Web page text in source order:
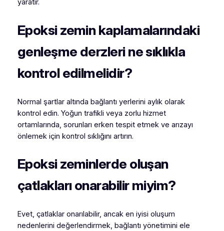
yaratır.
Epoksi zemin kaplamalarındaki
genleşme derzleri ne sıklıkla
kontrol edilmelidir?
Normal şartlar altında bağlantı yerlerini aylık olarak
kontrol edin. Yoğun trafikli veya zorlu hizmet
ortamlarında, sorunları erken tespit etmek ve arızayı
önlemek için kontrol sıklığını artırın.
Epoksi zeminlerde oluşan
çatlakları onarabilir miyim?
Evet, çatlaklar onarılabilir, ancak en iyisi oluşum
nedenlerini değerlendirmek, bağlantı yönetimini ele